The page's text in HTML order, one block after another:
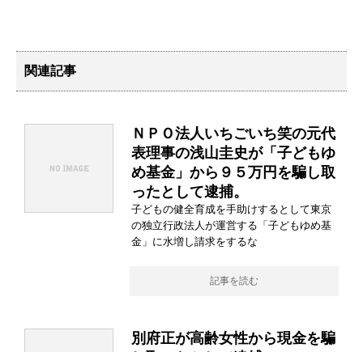
関連記事
ＮＰＯ法人いちごいち笑の元代
表理事の浅山圭史が「子どもゆ
め基金」から９５万円を騙し取
ったとして逮捕。
子どもの健全育成を手助けするとして東京
の独立行政法人が運営する「子どもゆめ基
金」に水増し請求をするな
記事を読む
別府正が高齢女性から現金を騙